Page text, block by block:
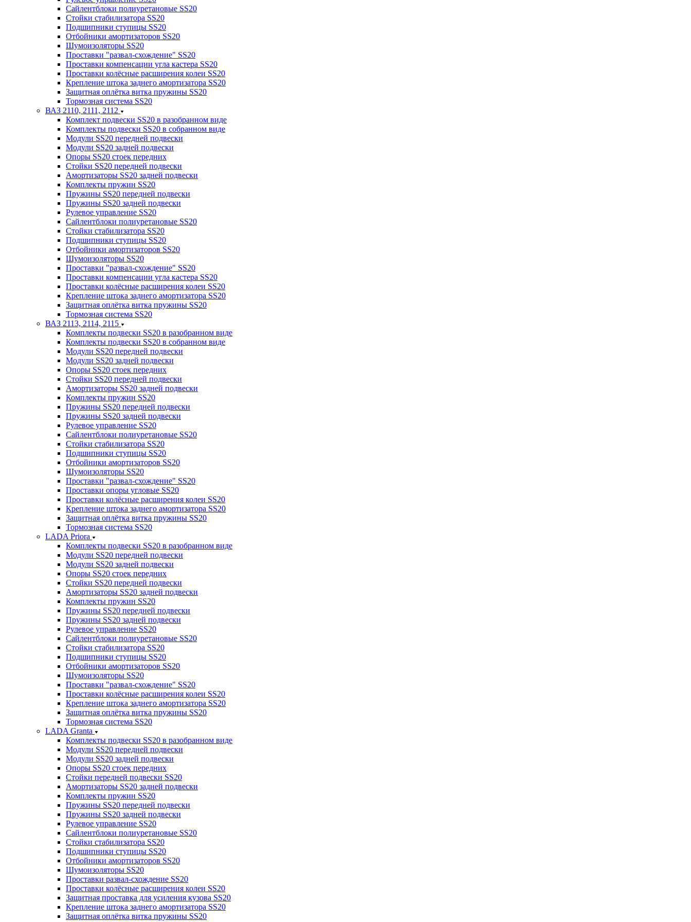
Сайлентблоки полиуретановые SS20
Стойки стабилизатора SS20
Подшипники ступицы SS20
Отбойники амортизаторов SS20
Шумоизоляторы SS20
Проставки "развал-схождение" SS20
Проставки компенсации угла кастера SS20
Проставки колёсные расширения колеи SS20
Крепление штока заднего амортизатора SS20
Защитная оплётка витка пружины SS20
Тормозная система SS20
ВАЗ 2110, 2111, 2112
Комплект подвески SS20 в разобранном виде
Комплекты подвески SS20 в собранном виде
Модули SS20 передней подвески
Модули SS20 задней подвески
Опоры SS20 стоек передних
Стойки SS20 передней подвески
Амортизаторы SS20 задней подвески
Комплекты пружин SS20
Пружины SS20 передней подвески
Пружины SS20 задней подвески
Рулевое управление SS20
Сайлентблоки полиуретановые SS20
Стойки стабилизатора SS20
Подшипники ступицы SS20
Отбойники амортизаторов SS20
Шумоизоляторы SS20
Проставки "развал-схождение" SS20
Проставки компенсации угла кастера SS20
Проставки колёсные расширения колеи SS20
Крепление штока заднего амортизатора SS20
Защитная оплётка витка пружины SS20
Тормозная система SS20
ВАЗ 2113, 2114, 2115
Комплекты подвески SS20 в разобранном виде
Комплекты подвески SS20 в собранном виде
Модули SS20 передней подвески
Модули SS20 задней подвески
Опоры SS20 стоек передних
Стойки SS20 передней подвески
Амортизаторы SS20 задней подвески
Комплекты пружин SS20
Пружины SS20 передней подвески
Пружины SS20 задней подвески
Рулевое управление SS20
Сайлентблоки полиуретановые SS20
Стойки стабилизатора SS20
Подшипники ступицы SS20
Отбойники амортизаторов SS20
Шумоизоляторы SS20
Проставки "развал-схождение" SS20
Проставки опоры угловые SS20
Проставки колёсные расширения колеи SS20
Крепление штока заднего амортизатора SS20
Защитная оплётка витка пружины SS20
Тормозная система SS20
LADA Priora
Комплекты подвески SS20 в разобранном виде
Модули SS20 передней подвески
Модули SS20 задней подвески
Опоры SS20 стоек передних
Стойки SS20 передней подвески
Амортизаторы SS20 задней подвески
Комплекты пружин SS20
Пружины SS20 передней подвески
Пружины SS20 задней подвески
Рулевое управление SS20
Сайлентблоки полиуретановые SS20
Стойки стабилизатора SS20
Подшипники ступицы SS20
Отбойники амортизаторов SS20
Шумоизоляторы SS20
Проставки "развал-схождение" SS20
Проставки колёсные расширения колеи SS20
Крепление штока заднего амортизатора SS20
Защитная оплётка витка пружины SS20
Тормозная система SS20
LADA Granta
Комплекты подвески SS20 в разобранном виде
Модули SS20 передней подвески
Модули SS20 задней подвески
Опоры SS20 стоек передних
Стойки передней подвески SS20
Амортизаторы SS20 задней подвески
Комплекты пружин SS20
Пружины SS20 передней подвески
Пружины SS20 задней подвески
Рулевое управление SS20
Сайлентблоки полиуретановые SS20
Стойки стабилизатора SS20
Подшипники ступицы SS20
Отбойники амортизаторов SS20
Шумоизоляторы SS20
Проставки развал-схождение SS20
Проставки колёсные расширения колеи SS20
Защитная проставка для усиления кузова SS20
Крепление штока заднего амортизатора SS20
Защитная оплётка витка пружины SS20